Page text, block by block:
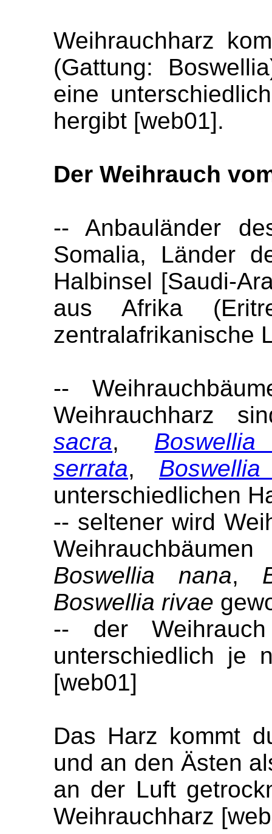
Weihrauchharz
(Gattung:
eine
hergibt [web01].
Der Weihrauch
-- Anbauländer
Somalia, Länder
Halbinsel [Saudi-
aus Afrika
zentralafrikanische
--
Weihrauchharz
sacra,
serrata,
unterschiedlichen
-- seltener wird
Boswellia nana,
Boswellia rivae
-- der
unterschiedlich je
[web01]
Das Harz kommt
und an den Ästen
an der Luft
Weihrauchharz